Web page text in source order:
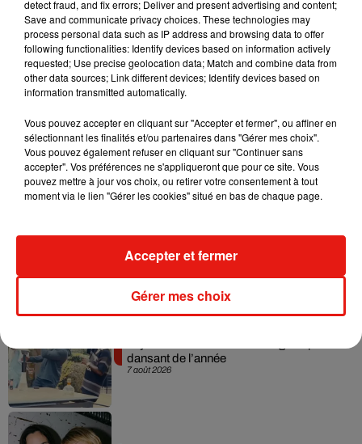
Musique
7 août 2026
Julien Lieb s’essaye à la vie de chatelain
dans son nouveau clip
7 août 2026
Madonna sort enfin le remix de « Love
Sensation » avec Kylie Minogue
7 août 2026
dansant de l’année
detect fraud, and fix errors; Deliver and present advertising and content;
Save and communicate privacy choices. These technologies may
process personal data such as IP address and browsing data to offer
following functionalities: Identify devices based on information actively
requested; Use precise geolocation data; Match and combine data from
other data sources; Link different devices; Identify devices based on
information transmitted automatically.
Vous pouvez accepter en cliquant sur "Accepter et fermer", ou affiner en
sélectionnant les finalités et/ou partenaires dans "Gérer mes choix".
Vous pouvez également refuser en cliquant sur "Continuer sans
accepter". Vos préférences ne s'appliqueront que pour ce site. Vous
pouvez mettre à jour vos choix, ou retirer votre consentement à tout
moment via le lien "Gérer les cookies" situé en bas de chaque page.
Gérer mes choix
Accepter et fermer